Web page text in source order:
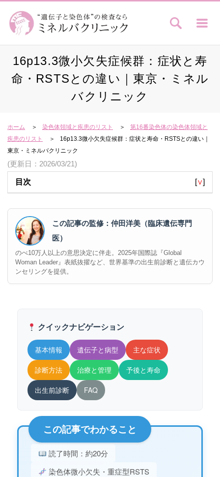
16p13.3微小欠失症候群：症状と寿
命・RSTSとの違い｜東京・ミネル
バクリニック
ホーム 染色体領域と疾患のリスト
第16番染色体の染色体領域と
疾患のリスト
16p13.3微小欠失症候群：症状と寿命・RSTSとの違い｜
東京・ミネルバクリニック
(更新日：2026/03/21)
目次 [∨]
この記事の監修：仲田洋美（臨床遺伝専門
医）
のべ10万人以上の意思決定に伴走。2025年国際誌『Global
Woman Leader』表紙抜擢など、世界基準の出生前診断と遺伝カウ
ンセリングを提供。
クイックナビゲーション
基本情報 遺伝子と病型 主な症状
診断方法 治療と管理 予後と寿命
出生前診断 FAQ
この記事でわかること
読了時間：約20分
染色体微小欠失・重症型RSTS